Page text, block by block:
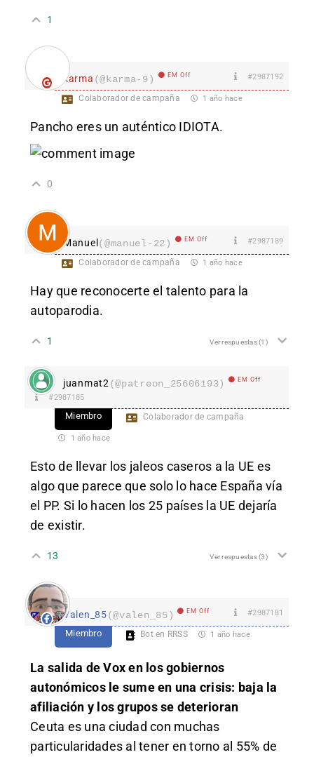
1
karma (@karma-9) EM Off #2987192
Colaborador de campaña 1 año hace
Pancho eres un auténtico IDIOTA.
0
Manuel(@manuel-22) EM Off #2987189
Colaborador de campaña 1 año hace
Hay que reconocerte el talento para la
autoparodia.
1 Ver respuestas(1)
juanmat2 (@patreon_25606193) EM Off
#2987185
Miembro Colaborador de campaña
1 año hace
Esto de llevar los jaleos caseros a la UE es
algo que parece que solo lo hace España vía
el PP. Si lo hacen los 25 países la UE dejaría
de existir.
13 Ver respuestas(3)
Valen_85(@valen_85) EM Off #2987181
Miembro Bot en RRSS 1 año hace
La salida de Vox en los gobiernos
autonómicos le sume en una crisis: baja la
afiliación y los grupos se deterioran
Ceuta es una ciudad con muchas
particularidades al tener en torno al 55% de